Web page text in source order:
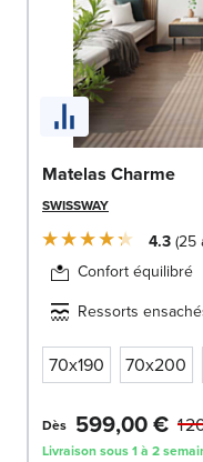
Matelas Charme
SWISSWAY
4.3 25
Confort équilibré
Ressorts
70x190 70x200
Dès 599,00 € 1
Livraison sous 1 à 2